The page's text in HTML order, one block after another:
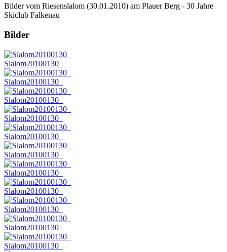
Bilder vom Riesenslalom (30.01.2010) am Plauer Berg - 30 Jahre
Skiclub Falkenau
Bilder
Slalom20100130_
Slalom20100130_
Slalom20100130_
Slalom20100130_
Slalom20100130_
Slalom20100130_
Slalom20100130_
Slalom20100130_
Slalom20100130_
Slalom20100130_
Slalom20100130_